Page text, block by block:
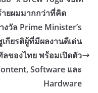
ยผมมากกว่าที่คิด
วัล Prime Minister’s
กียรติผู้ที่มีผลงานดีเด่น
ของไทย พร้อมเปิดตัว
Software และ
Hardware